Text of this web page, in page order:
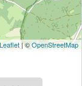
|©OpenStreetMap